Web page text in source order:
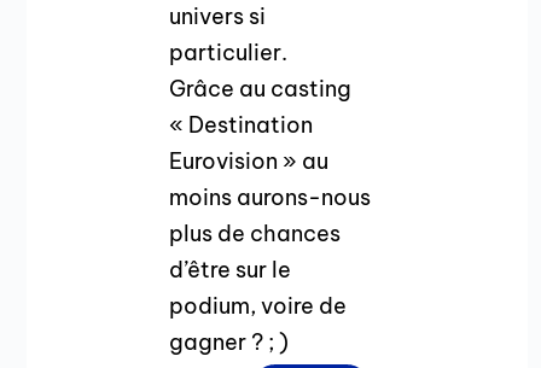
univers si
particulier.
Grâce au casting
« Destination
Eurovision » au
moins aurons-nous
plus de chances
d’être sur le
podium, voire de
gagner ? ; )